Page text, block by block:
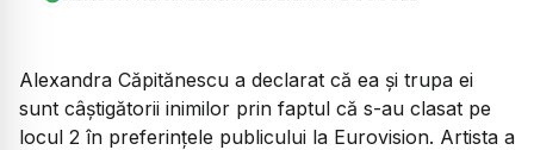
Alexandra Căpitănescu a declarat că ea și trupa ei
sunt câștigătorii inimilor prin faptul că s-au clasat pe
locul 2 în preferințele publicului la Eurovision. Artista a